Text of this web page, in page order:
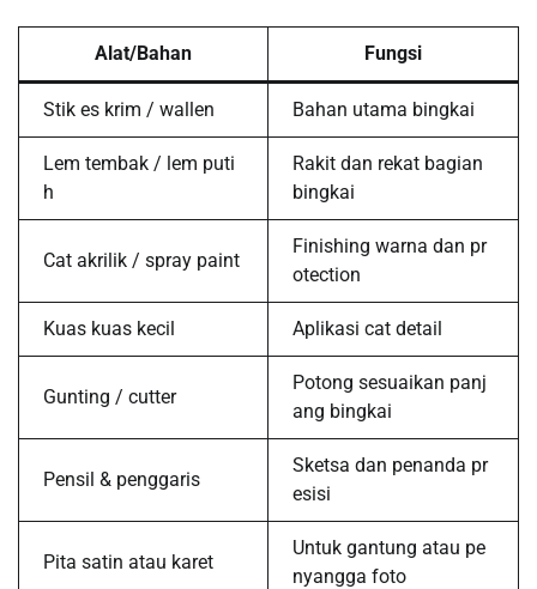
Alat/Bahan Fungsi
Stik es krim / wallen Bahan utama bingkai
Lem tembak / lem puti
h
Rakit dan rekat bagian
bingkai
Cat akrilik / spray paint
Finishing warna dan pr
otection
Kuas kuas kecil Aplikasi cat detail
Gunting / cutter
Potong sesuaikan panj
ang bingkai
Pensil & penggaris
Sketsa dan penanda pr
esisi
Pita satin atau karet
Untuk gantung atau pe
nyangga foto